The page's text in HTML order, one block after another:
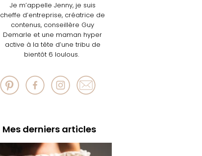
Je m’appelle Jenny, je suis
cheffe d’entreprise, créatrice de
contenus, conseillère Guy
Demarle et une maman hyper
active à la tête d’une tribu de
bientôt 6 loulous.
Mes derniers articles